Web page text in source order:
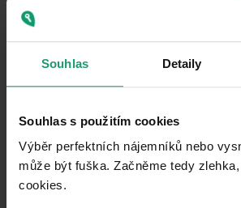
Souhlas Detaily
Souhlas s použitím cookies
Výběr perfektních nájemníků nebo
může být fuška. Začněme tedy
cookies.​
Športovisko
Ihrisko